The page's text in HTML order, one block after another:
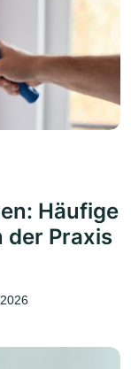
Häufige
der Praxis